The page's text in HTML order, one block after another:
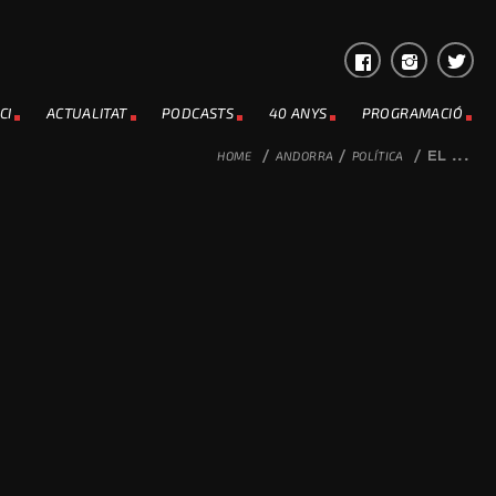
ACTUALITAT PODCASTS 40 ANYS PROGRAMACIÓ
HOME / ANDORRA / POLÍTICA / EL ...